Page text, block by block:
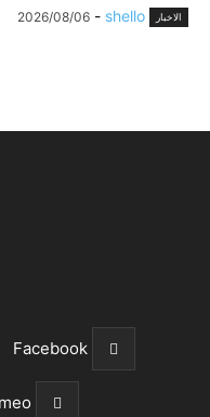
الاخبار shello
-
2026/08/06
Facebook